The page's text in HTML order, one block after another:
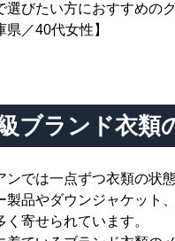
選びたい方におすすめの
県／40代女性】
ブランド衣類
ンでは一点ずつ衣類の状
製品やダウンジャケット
く寄せられています。